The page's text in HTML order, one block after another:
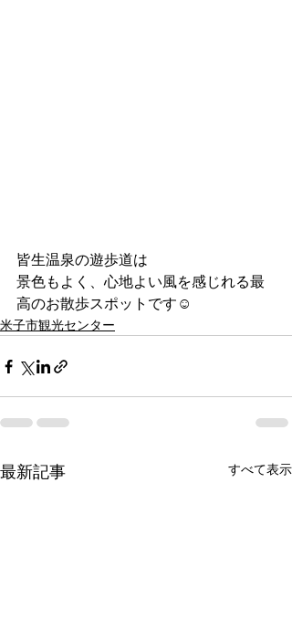
皆生温泉の遊歩道は
景色もよく、心地よい風を感じれる最
高のお散歩スポットです☺
米子市観光センター
最新記事 すべて表示